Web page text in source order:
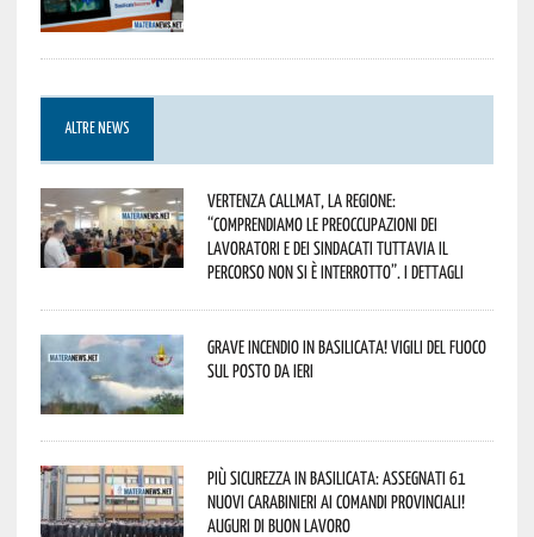
ALTRE NEWS
Vertenza CallMat, la Regione:
“comprendiamo le preoccupazioni dei
lavoratori e dei sindacati tuttavia il
percorso non si è interrotto”. I dettagli
Grave incendio in Basilicata! Vigili del fuoco
sul posto da ieri
Più sicurezza in Basilicata: assegnati 61
nuovi Carabinieri ai Comandi provinciali!
Auguri di buon lavoro